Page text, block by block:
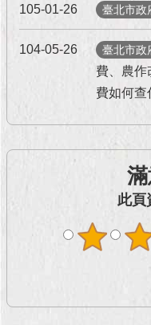
題
館
頁
105-01-26 臺北市政
104-05-26 臺北市政
費、農作
費如何查
此頁